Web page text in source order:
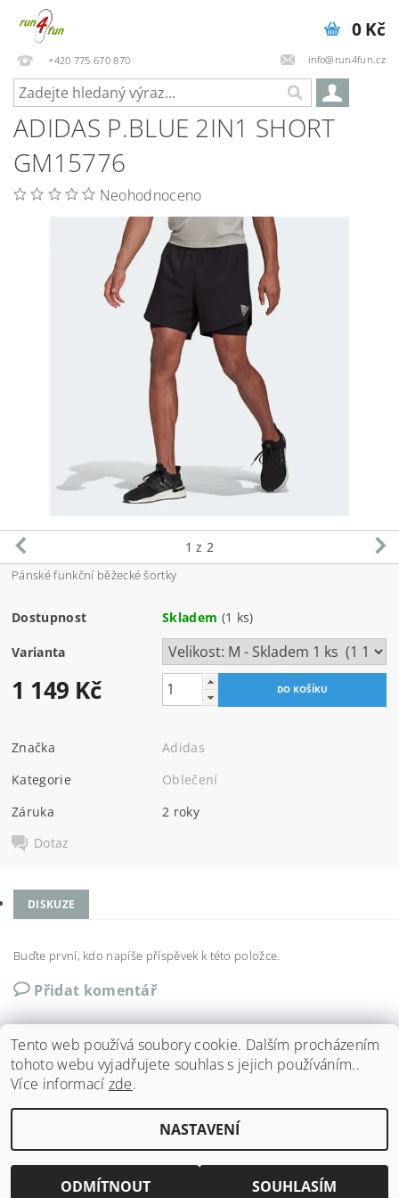
+420 775 670 870 info@run4fun.cz
0 Kč
ADIDAS P.BLUE 2IN1 SHORT
GM15776
Neohodnoceno
1 z 2
Pánské funkční běžecké šortky
Dostupnost Skladem (1 ks)
Varianta
1 149 Kč
Značka
Adidas
Kategorie
Oblečení
Záruka
2 roky
Dotaz
DISKUZE
Buďte první, kdo napíše příspěvek k této položce.
Přidat komentář
Shoptet.cz
2026 ©Run4fun, všechna práva vyhrazenaUpravit nastavení cookies
Tento web používá soubory cookie. Dalším procházením
tohoto webu vyjadřujete souhlas s jejich používáním..
Více informací zde.
NASTAVENÍ
ODMÍTNOUT SOUHLASÍM